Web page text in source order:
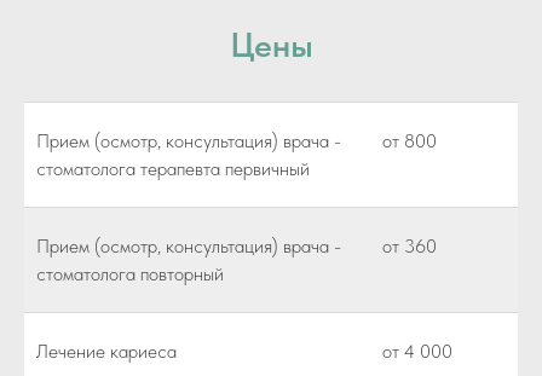
Цены
Прием (осмотр, консультация) врача -
стоматолога терапевта первичный
от 800
Прием (осмотр, консультация) врача -
стоматолога повторный
от 360
Лечение кариеса от 4 000